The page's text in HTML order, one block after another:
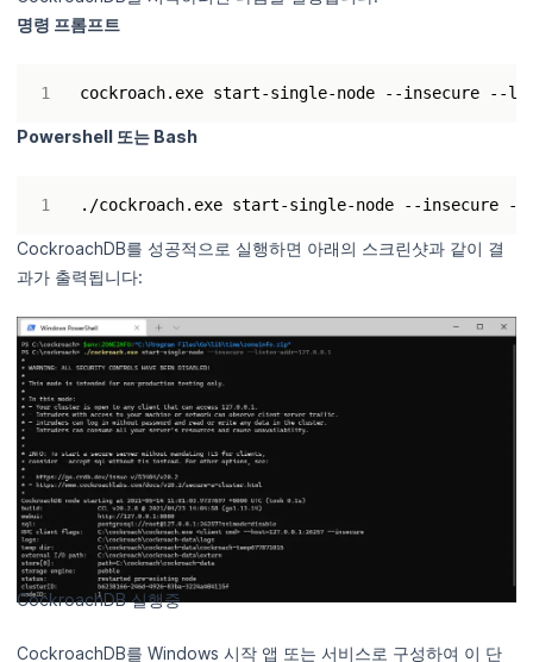
명령 프롬프트
cockroach.exe start-single-node --insecure --
Powershell 또는 Bash
./cockroach.exe start-single-node --insecure
CockroachDB를 성공적으로 실행하면 아래의 스크린샷과 같이 결
과가 출력됩니다:
CockroachDB 실행중
CockroachDB를 Windows 시작 앱 또는 서비스로 구성하여 이 단